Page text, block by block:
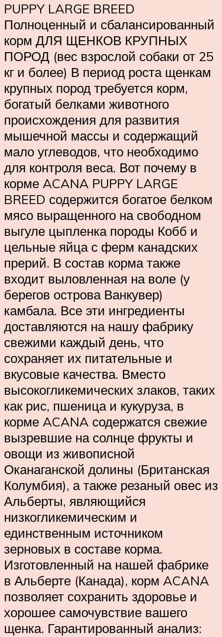
PUPPY LARGE BREED
Полноценный и сбалансированный
корм ДЛЯ ЩЕНКОВ КРУПНЫХ
ПОРОД (вес взрослой собаки от 25
кг и более) В период роста щенкам
крупных пород требуется корм,
богатый белками животного
происхождения для развития
мышечной массы и содержащий
мало углеводов, что необходимо
для контроля веса. Вот почему в
корме ACANA PUPPY LARGE
BREED содержится богатое белком
мясо выращенного на свободном
выгуле цыпленка породы Кобб и
цельные яйца с ферм канадских
прерий. В состав корма также
входит выловленная на воле (у
берегов острова Ванкувер)
камбала. Все эти ингредиенты
доставляются на нашу фабрику
свежими каждый день, что
сохраняет их питательные и
вкусовые качества. Вместо
высокогликемических злаков, таких
как рис, пшеница и кукуруза, в
корме ACANA содержатся свежие
вызревшие на солнце фрукты и
овощи из живописной
Оканаганской долины (Британская
Колумбия), а также резаный овес из
Альберты, являющийся
низкогликемическим и
единственным источником
зерновых в составе корма.
Изготовленный на нашей фабрике
в Альберте (Канада), корм ACANA
позволяет сохранить здоровье и
хорошее самочувствие вашего
щенка. Гарантированный анализ: